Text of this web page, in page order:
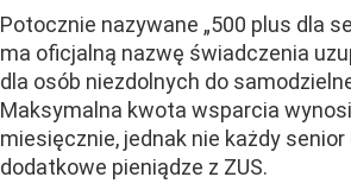
Potocznie nazywane „500 plus dla
ma oficjalną nazwę świadczenia
dla osób niezdolnych do
Maksymalna kwota wsparcia wynosi
miesięcznie, jednak nie każdy
dodatkowe pieniądze z ZUS.